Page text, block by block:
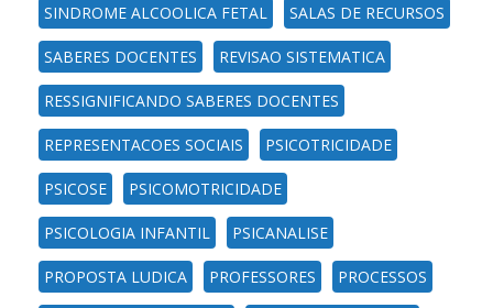
SINDROME ALCOOLICA FETAL SALAS DE RECURSOS
SABERES DOCENTES REVISAO SISTEMATICA
RESSIGNIFICANDO SABERES DOCENTES
REPRESENTACOES SOCIAIS PSICOTRICIDADE
PSICOSE PSICOMOTRICIDADE
PSICOLOGIA INFANTIL PSICANALISE
PROPOSTA LUDICA PROFESSORES PROCESSOS